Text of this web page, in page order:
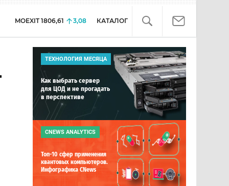
MOEXIT 1806,61 3,08 КАТАЛОГ
ТЕХНОЛОГИЯ МЕСЯЦА
Как выбрать сервер
для ЦОД и не прогадать
в перспективе
CNEWS ANALYTICS
Топ-10 сфер применения
квантовых компьютеров.
Инфографика CNews